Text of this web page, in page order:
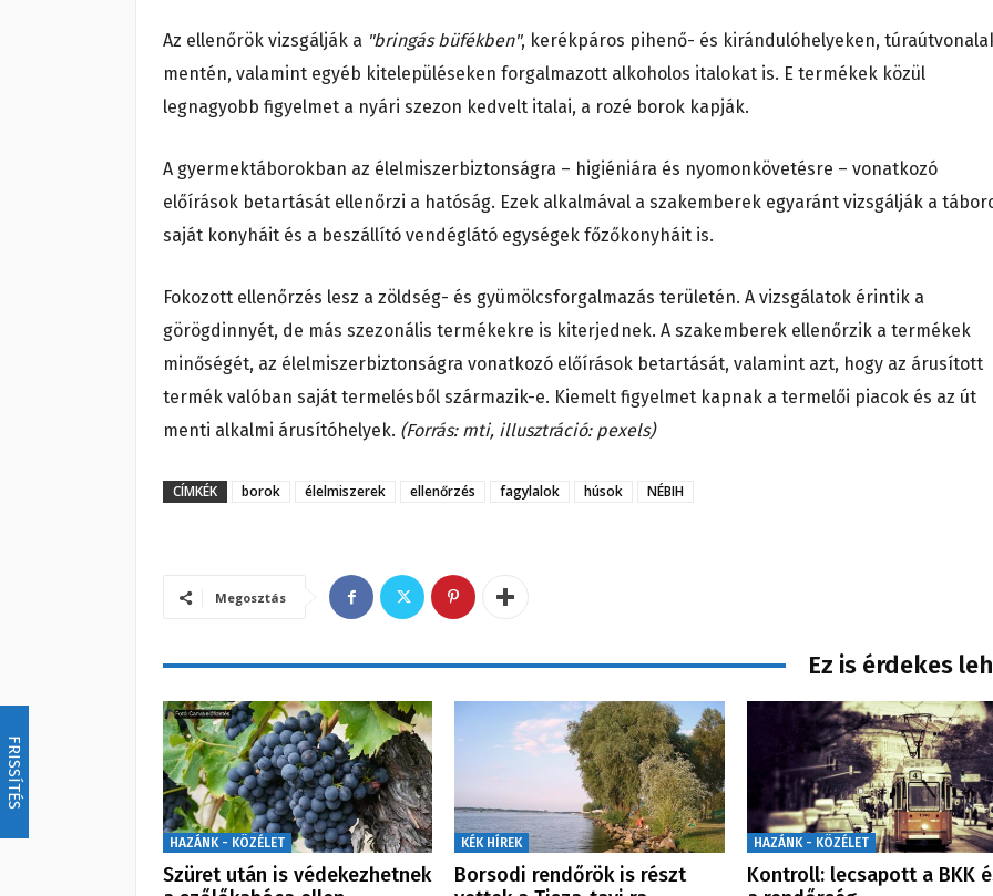
FRISSÍTÉS
Az ellenőrök vizsgálják a "bringás büfékben", kerékpáros pihenő- és kirándulóhelyeken,
mentén, valamint egyéb kitelepüléseken forgalmazott alkoholos italokat is. E termékek közül
legnagyobb figyelmet a nyári szezon kedvelt italai, a rozé borok kapják.
A gyermektáborokban az élelmiszerbiztonságra – higiéniára és nyomonkövetésre – vonatkozó
előírások betartását ellenőrzi a hatóság. Ezek alkalmával a szakemberek egyaránt vizsgálják a
saját konyháit és a beszállító vendéglátó egységek főzőkonyháit is.
Fokozott ellenőrzés lesz a zöldség- és gyümölcsforgalmazás területén. A vizsgálatok érintik a
görögdinnyét, de más szezonális termékekre is kiterjednek. A szakemberek ellenőrzik a termékek
minőségét, az élelmiszerbiztonságra vonatkozó előírások betartását, valamint azt, hogy az árusított
termék valóban saját termelésből származik-e. Kiemelt figyelmet kapnak a termelői piacok és az út
menti alkalmi árusítóhelyek. (Forrás: mti, illusztráció: pexels)
CÍMKÉK borok élelmiszerek ellenőrzés fagylalok húsok NÉBIH
Megosztás
Ez is érdekes
HAZÁNK - KÖZÉLET
Szüret után is védekezhetnek
KÉK HÍREK
Borsodi rendőrök is részt
HAZÁNK - KÖZÉLET
Kontroll: lecsapott a BKK